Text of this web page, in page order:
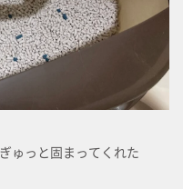
ゅっと固まってくれた